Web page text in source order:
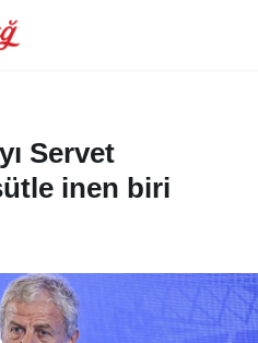
Servet
inen biri